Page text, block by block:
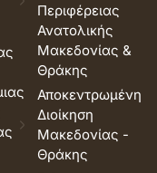
Περιφέρειας
Ανατολικής
Μακεδονίας &
Θράκης
Αποκεντρωμένη
Διοίκηση
Μακεδονίας -
Θράκης